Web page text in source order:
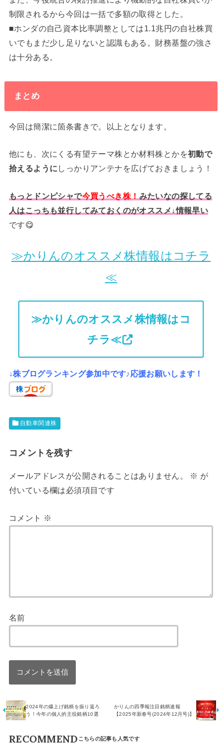
制限されるから今回は一括で多額の取得とした。
■ホンダの自己資本比率調整としては1.1兆円の自社株買
いでもまだ少し足りないと認識もある。財務基盤の強さ
は十分ある。
まとめ
今回は簡潔に箇条書きで。以上となります。
他にも、次にくる有望テーマ株とか材料株とかを初動で
拾えるように しっかりアンテナを広げておきましょう！
もっとドンピシャで今買うべき株！ みたいなの探してる
人はこっちも並行してみておくのがオススメ↓情報早い
です😋
≫かりんのオススメ株情報はコチラ
≪
≫かりんのオススメ株情報はコ
チラ≪
↓株ブログランキング参加中です♪応援お願いします！
自動車関連株
コメントを残す
メールアドレスが公開されることはありません。 ※ が
付いている欄は必須項目です
コメント ※
名前
2024年の爆上げ銘柄を振り返ろ
う！今年の個人的主役銘柄10選
かりんの四季報注目銘柄速報
【2025年新春号(2024年12月号)】
RECOMMEND